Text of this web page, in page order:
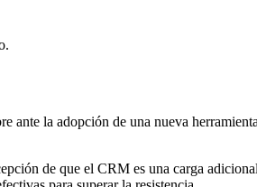
ante la adopción de una nueva
de que el CRM es una carga